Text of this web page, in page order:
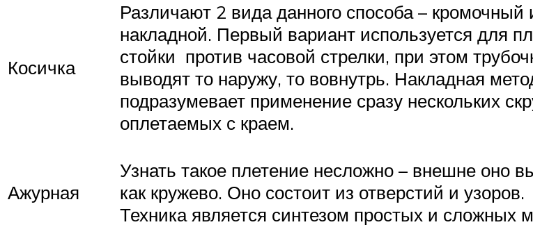
Косичка
Различают 2 вида данного способа – кромочный
накладной. Первый вариант используется для
стойки против часовой стрелки, при этом
выводят то наружу, то вовнутрь. Накладная
подразумевает применение сразу нескольких
оплетаемых с краем.
Ажурная
Узнать такое плетение несложно – внешне оно
как кружево. Оно состоит из отверстий и узоров.
Техника является синтезом простых и сложных